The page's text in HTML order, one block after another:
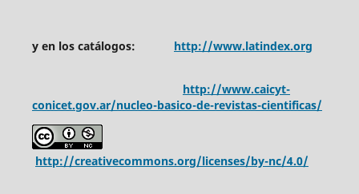
y en los catálogos: http://www.latindex.org
http://www.caicyt-
conicet.gov.ar/nucleo-basico-de-revistas-cientificas/
http://creativecommons.org/licenses/by-nc/4.0/